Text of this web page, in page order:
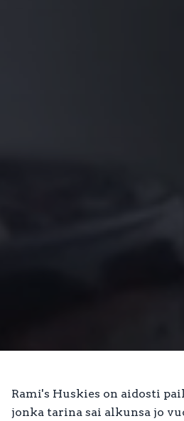
Rami's Huskies on aidosti
jonka tarina sai alkunsa jo